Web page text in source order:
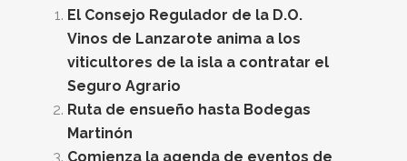
El Consejo Regulador de la D.O.
Vinos de Lanzarote anima a los
viticultores de la isla a contratar el
Seguro Agrario
Ruta de ensueño hasta Bodegas
Martinón
Comienza la agenda de eventos de